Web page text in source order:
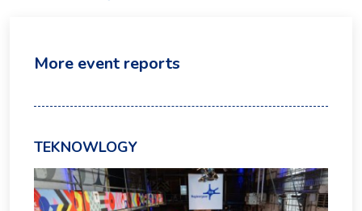
More event reports
TEKNOWLOGY